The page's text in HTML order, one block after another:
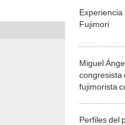
Experiencia
Fujimori
Miguel
congresista
fujimorista
Perfiles del